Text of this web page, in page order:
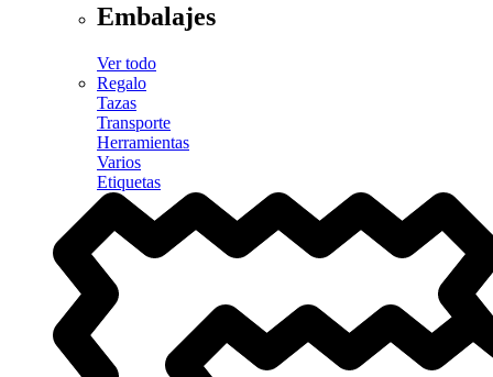
Embalajes
Ver todo
Regalo
Tazas
Transporte
Herramientas
Varios
Etiquetas